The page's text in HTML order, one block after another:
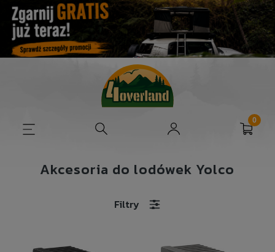
Akcesoria do lodówek Yolco
Filtry